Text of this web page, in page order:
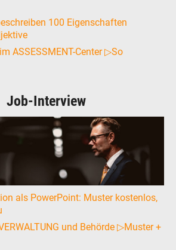
100 Eigenschaften
ASSESSMENT-Center ▷So
Job-Interview
als PowerPoint: Muster kostenlos,
und Behörde ▷Muster +